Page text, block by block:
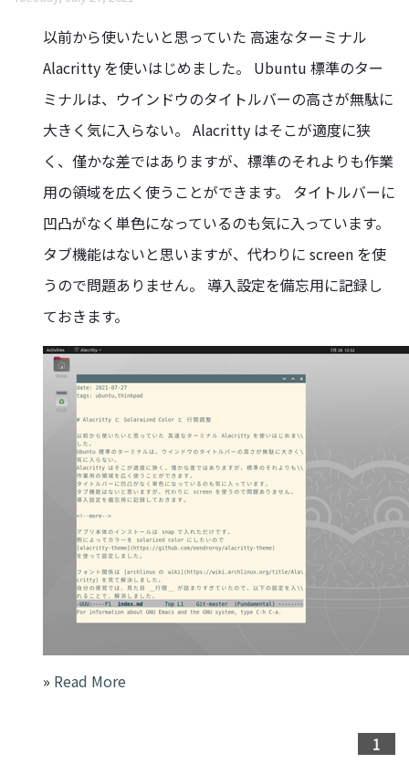
以前から使いたいと思っていた 高速なターミナル
Alacritty を使いはじめました。 Ubuntu 標準のター
ミナルは、ウインドウのタイトルバーの高さが無駄に
大きく気に入らない。 Alacritty はそこが適度に狭
く、僅かな差ではありますが、標準のそれよりも作業
用の領域を広く使うことができます。 タイトルバーに
凹凸がなく単色になっているのも気に入っています。
タブ機能はないと思いますが、代わりに screen を使
うので問題ありません。 導入設定を備忘用に記録し
ておきます。
» Read More
1